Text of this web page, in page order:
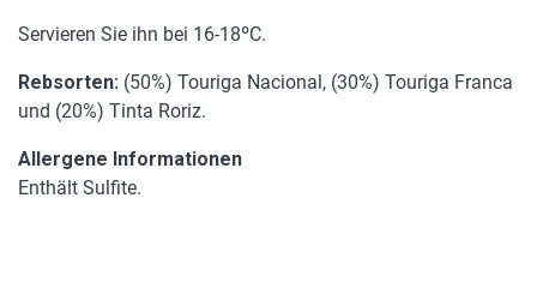
Servieren Sie ihn bei 16-18ºC.
Rebsorten: (50%) Touriga Nacional, (30%) Touriga Franca
und (20%) Tinta Roriz.
Allergene Informationen
Enthält Sulfite.